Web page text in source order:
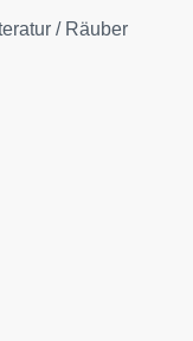
/ Räuber